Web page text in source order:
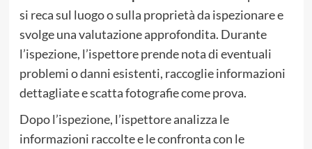
si reca sul luogo o sulla proprietà da ispezionare e
svolge una valutazione approfondita. Durante
l’ispezione, l’ispettore prende nota di eventuali
problemi o danni esistenti, raccoglie informazioni
dettagliate e scatta fotografie come prova.
Dopo l’ispezione, l’ispettore analizza le
informazioni raccolte e le confronta con le